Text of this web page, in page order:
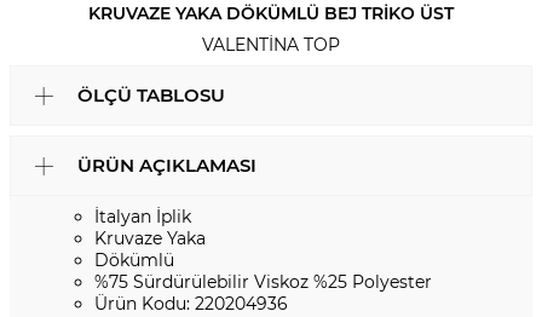
KRUVAZE YAKA DÖKÜMLÜ BEJ TRIKO ÜST
VALENTINA TOP
ÖLÇÜ TABLOSU
ÜRÜN AÇIKLAMASI
İtalyan İplik
Kruvaze Yaka
Dökümlü
%75 Sürdürülebilir Viskoz %25 Polyester
Ürün Kodu: 220204936